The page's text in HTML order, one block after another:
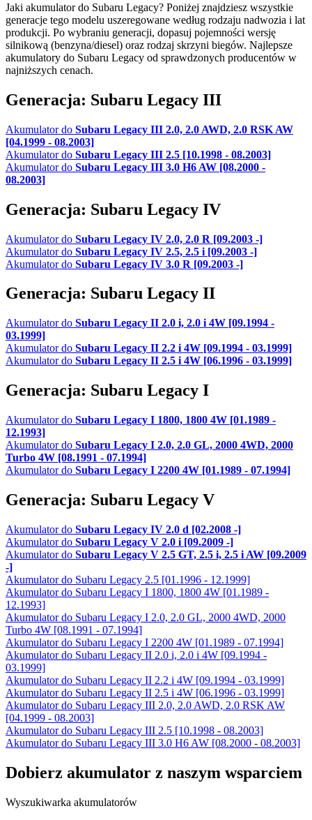
Jaki akumulator do Subaru Legacy? Poniżej znajdziesz wszystkie
generacje tego modelu uszeregowane według rodzaju nadwozia i lat
produkcji. Po wybraniu generacji, dopasuj pojemności wersję
silnikową (benzyna/diesel) oraz rodzaj skrzyni biegów. Najlepsze
akumulatory do Subaru Legacy od sprawdzonych producentów w
najniższych cenach.
Generacja: Subaru Legacy III
Akumulator do Subaru Legacy III 2.0, 2.0 AWD, 2.0 RSK AW
[04.1999 - 08.2003]
Akumulator do Subaru Legacy III 2.5 [10.1998 - 08.2003]
Akumulator do Subaru Legacy III 3.0 H6 AW [08.2000 -
08.2003]
Generacja: Subaru Legacy IV
Akumulator do Subaru Legacy IV 2.0, 2.0 R [09.2003 -]
Akumulator do Subaru Legacy IV 2.5, 2.5 i [09.2003 -]
Akumulator do Subaru Legacy IV 3.0 R [09.2003 -]
Generacja: Subaru Legacy II
Akumulator do Subaru Legacy II 2.0 i, 2.0 i 4W [09.1994 -
03.1999]
Akumulator do Subaru Legacy II 2.2 i 4W [09.1994 - 03.1999]
Akumulator do Subaru Legacy II 2.5 i 4W [06.1996 - 03.1999]
Generacja: Subaru Legacy I
Akumulator do Subaru Legacy I 1800, 1800 4W [01.1989 -
12.1993]
Akumulator do Subaru Legacy I 2.0, 2.0 GL, 2000 4WD, 2000
Turbo 4W [08.1991 - 07.1994]
Akumulator do Subaru Legacy I 2200 4W [01.1989 - 07.1994]
Generacja: Subaru Legacy V
Akumulator do Subaru Legacy IV 2.0 d [02.2008 -]
Akumulator do Subaru Legacy V 2.0 i [09.2009 -]
Akumulator do Subaru Legacy V 2.5 GT, 2.5 i, 2.5 i AW [09.2009
-]
Akumulator do Subaru Legacy 2.5 [01.1996 - 12.1999]
Akumulator do Subaru Legacy I 1800, 1800 4W [01.1989 -
12.1993]
Akumulator do Subaru Legacy I 2.0, 2.0 GL, 2000 4WD, 2000
Turbo 4W [08.1991 - 07.1994]
Akumulator do Subaru Legacy I 2200 4W [01.1989 - 07.1994]
Akumulator do Subaru Legacy II 2.0 i, 2.0 i 4W [09.1994 -
03.1999]
Akumulator do Subaru Legacy II 2.2 i 4W [09.1994 - 03.1999]
Akumulator do Subaru Legacy II 2.5 i 4W [06.1996 - 03.1999]
Akumulator do Subaru Legacy III 2.0, 2.0 AWD, 2.0 RSK AW
[04.1999 - 08.2003]
Akumulator do Subaru Legacy III 2.5 [10.1998 - 08.2003]
Akumulator do Subaru Legacy III 3.0 H6 AW [08.2000 - 08.2003]
Dobierz akumulator z naszym wsparciem
Wyszukiwarka akumulatorów